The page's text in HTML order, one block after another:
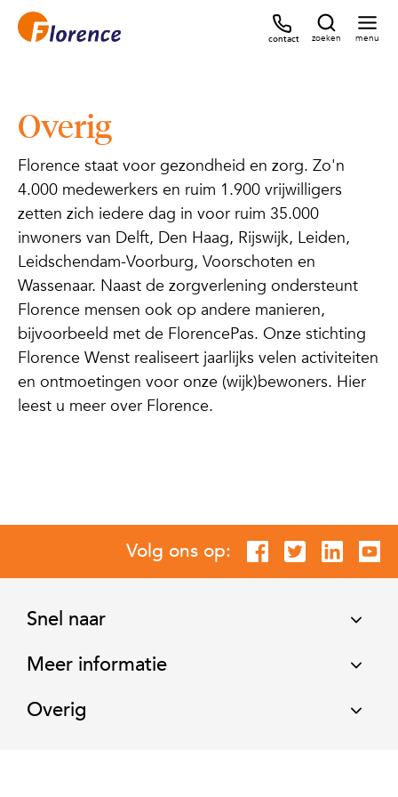
zoeken
Overig
Florence staat voor gezondheid en zorg. Zo'n
4.000 medewerkers en ruim 1.900 vrijwilligers
zetten zich iedere dag in voor ruim 35.000
inwoners van Delft, Den Haag, Rijswijk, Leiden,
Leidschendam-Voorburg, Voorschoten en
Wassenaar. Naast de zorgverlening ondersteunt
Florence mensen ook op andere manieren,
bijvoorbeeld met de FlorencePas. Onze stichting
Florence Wenst realiseert jaarlijks velen activiteiten
en ontmoetingen voor onze (wijk)bewoners. Hier
leest u meer over Florence.
Volg ons op:
Snel naar
Meer informatie
Overig